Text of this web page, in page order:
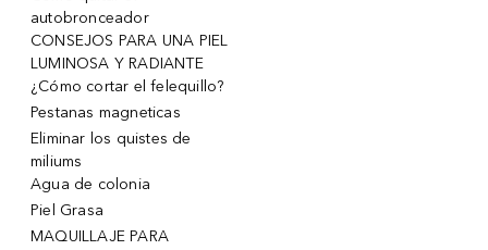
autobronceador
CONSEJOS PARA UNA PIEL
LUMINOSA Y RADIANTE
¿Cómo cortar el felequillo?
Pestanas magneticas
Eliminar los quistes de
miliums
Agua de colonia
Piel Grasa
MAQUILLAJE PARA